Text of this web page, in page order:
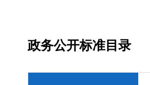
政务公开标准目录